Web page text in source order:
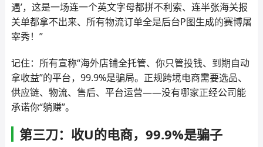
遇’，这是一场连一个英文字母都拼不利索、连半张海关报
关单都拿不出来、所有物流订单全是后台P图生成的赛博屠
宰秀！”
记住：所有宣称“海外店铺全托管、你只管投钱、到期自动
拿收益”的平台，99.9%是骗局。正规跨境电商需要选品、
供应链、物流、售后、平台运营——没有哪家正经公司能
承诺你“躺赚”。
第三刀：收U的电商，99.9%是骗子